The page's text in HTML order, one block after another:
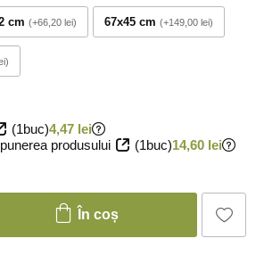
cm +66,20 lei 67x45 cm +149,00 lei
lei
(1buc)4,47 lei
produsului
(1buc)14,60 lei
În coș